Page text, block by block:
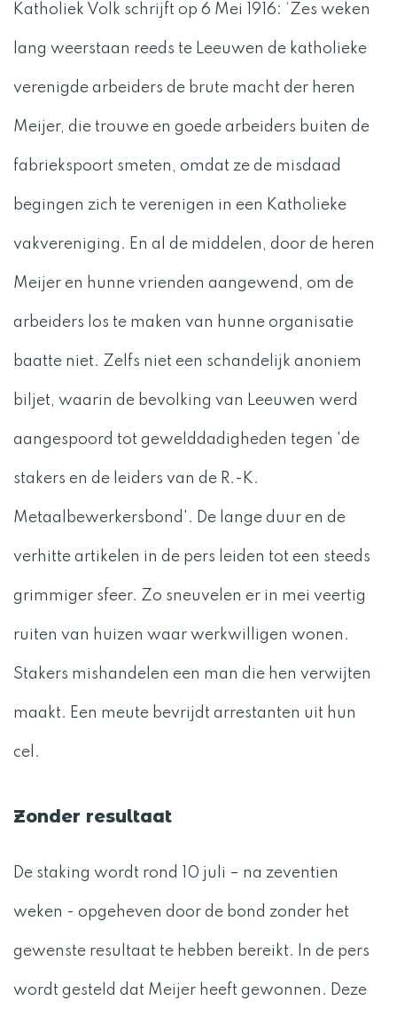
Katholiek Volk schrijft op 6 Mei 1916: ‘Zes weken
lang weerstaan reeds te Leeuwen de katholieke
verenigde arbeiders de brute macht der heren
Meijer, die trouwe en goede arbeiders buiten de
fabriekspoort smeten, omdat ze de misdaad
begingen zich te verenigen in een Katholieke
vakvereniging. En al de middelen, door de heren
Meijer en hunne vrienden aangewend, om de
arbeiders los te maken van hunne organisatie
baatte niet. Zelfs niet een schandelijk anoniem
biljet, waarin de bevolking van Leeuwen werd
aangespoord tot gewelddadigheden tegen 'de
stakers en de leiders van de R.-K.
Metaalbewerkersbond'. De lange duur en de
verhitte artikelen in de pers leiden tot een steeds
grimmiger sfeer. Zo sneuvelen er in mei veertig
ruiten van huizen waar werkwilligen wonen.
Stakers mishandelen een man die hen verwijten
maakt. Een meute bevrijdt arrestanten uit hun
cel.
Zonder resultaat
De staking wordt rond 10 juli – na zeventien
weken - opgeheven door de bond zonder het
gewenste resultaat te hebben bereikt. In de pers
wordt gesteld dat Meijer heeft gewonnen. Deze